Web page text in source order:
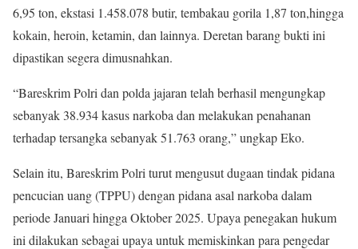
6,95 ton, ekstasi 1.458.078 butir, tembakau gorila 1,87 ton,hingga
kokain, heroin, ketamin, dan lainnya. Deretan barang bukti ini
dipastikan segera dimusnahkan.
“Bareskrim Polri dan polda jajaran telah berhasil mengungkap
sebanyak 38.934 kasus narkoba dan melakukan penahanan
terhadap tersangka sebanyak 51.763 orang,” ungkap Eko.
Selain itu, Bareskrim Polri turut mengusut dugaan tindak pidana
pencucian uang (TPPU) dengan pidana asal narkoba dalam
periode Januari hingga Oktober 2025. Upaya penegakan hukum
ini dilakukan sebagai upaya untuk memiskinkan para pengedar